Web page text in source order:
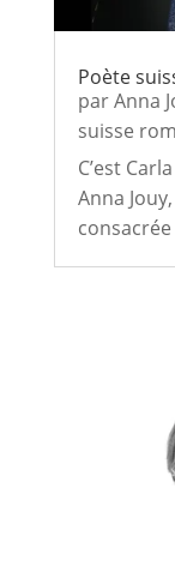
Poète
parAnna
suisse
C’est
Anna